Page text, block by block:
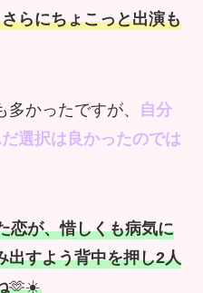
らにちょこっと出演も
かったですが、
自分
選択は良かったのでは
恋が、惜しくも病気に
出すよう背中を押し2人
🫶☀️